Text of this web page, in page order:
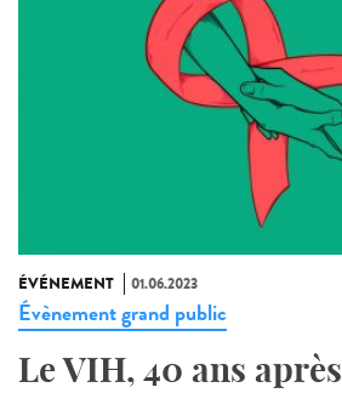
ÉVÉNEMENT 01.06.2023
Évènement grand public
Le VIH, 40 ans après